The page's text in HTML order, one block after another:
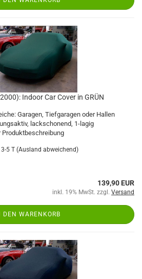
Indoor Car Cover in GRÜN
Garagen, Tiefgaragen oder Hallen
lackschonend, 1-lagig
Produktbeschreibung
5 T (Ausland abweichend)
139,90 EUR
inkl. 19% MwSt. zzgl. Versand
DEN WARENKORB